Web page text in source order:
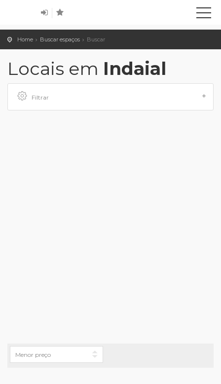
Home Buscar espaços Buscar
Locais em Indaial
Filtrar